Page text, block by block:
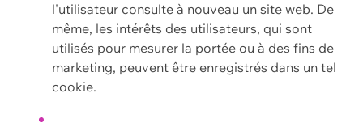
l'utilisateur consulte à nouveau un site web. De
même, les intérêts des utilisateurs, qui sont
utilisés pour mesurer la portée ou à des fins de
marketing, peuvent être enregistrés dans un tel
cookie.